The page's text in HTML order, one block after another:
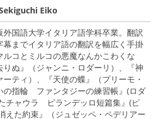
Eiko
国語大学イタリア語学科卒業。翻訳
までイタリア語の翻訳を幅広く手掛
コとミルコの悪魔なんかこわくな
ぬ』（ジャンニ・ロダーリ）、『神
ティ）、『天使の蝶』（プリーモ・
の指輪 ファンタジーの練習帳』(ロダ
チャウラ ピランデッロ短篇集』(ピ
えた約束』（ジュゼッペ・ペデリアー